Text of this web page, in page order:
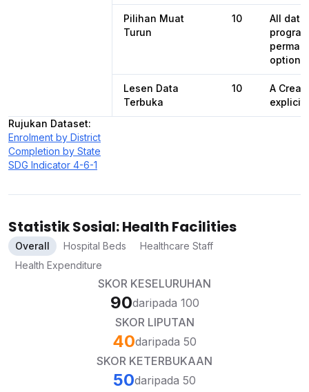
Pilihan Muat
Turun
10
All data
options
Lesen Data
Terbuka
10
A
Rujukan Dataset:
Enrolment by District
Completion by State
SDG Indicator 4-6-1
Statistik Sosial: Health Facilities
Overall Hospital Beds
Healthcare Staff
Health Expenditure
SKOR KESELURUHAN
90daripada 100
SKOR LIPUTAN
40daripada 50
SKOR KETERBUKAAN
50daripada 50